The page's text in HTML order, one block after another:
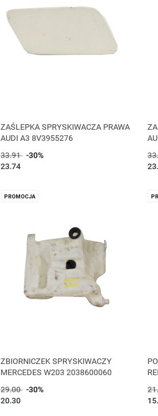
ZAŚLEPKA SPRYSKIWACZA PRAWA
AUDI A3 8V3955276
33.91 -30%
23.74
PROMOCJA
ZBIORNICZEK SPRYSKIWACZY
MERCEDES W203 2038600060
29.00 -30%
20.30